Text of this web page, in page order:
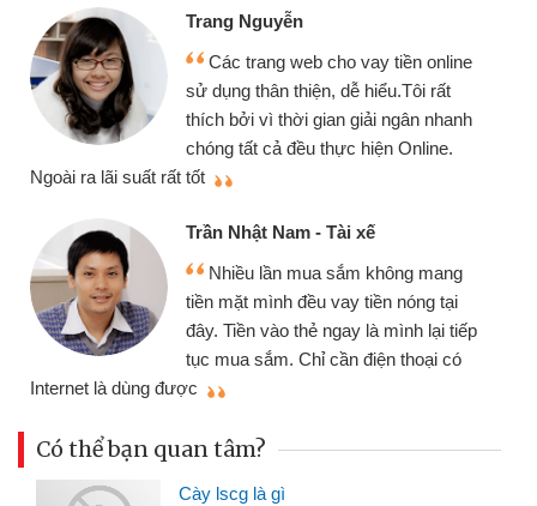
Trang Nguyễn
Các trang web cho vay tiền online
sử dụng thân thiện, dễ hiểu.Tôi rất
thích bởi vì thời gian giải ngân nhanh
chóng tất cả đều thực hiện Online.
Ngoài ra lãi suất rất tốt
Trần Nhật Nam - Tài xế
Nhiều lần mua sắm không mang
tiền mặt mình đều vay tiền nóng tại
đây. Tiền vào thẻ ngay là mình lại tiếp
tục mua sắm. Chỉ cần điện thoại có
Internet là dùng được
Có thể bạn quan tâm?
Cày lscg là gì